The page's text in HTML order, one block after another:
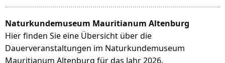
Naturkundemuseum Mauritianum Altenburg
Hier finden Sie eine Übersicht über die
Dauerveranstaltungen im Naturkundemuseum
Mauritianum Altenburg für das Jahr 2026.